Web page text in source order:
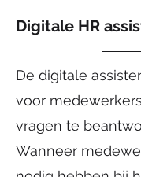
Digitale HR
De digitale
voor
vragen te
Wanneer